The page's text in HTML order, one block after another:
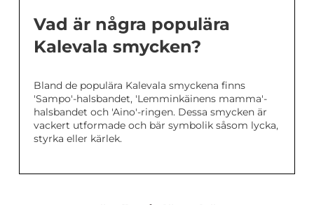
Vad är några populära
Kalevala smycken?
Bland de populära Kalevala smyckena finns
'Sampo'-halsbandet, 'Lemminkäinens mamma'-
halsbandet och 'Aino'-ringen. Dessa smycken är
vackert utformade och bär symbolik såsom lycka,
styrka eller kärlek.